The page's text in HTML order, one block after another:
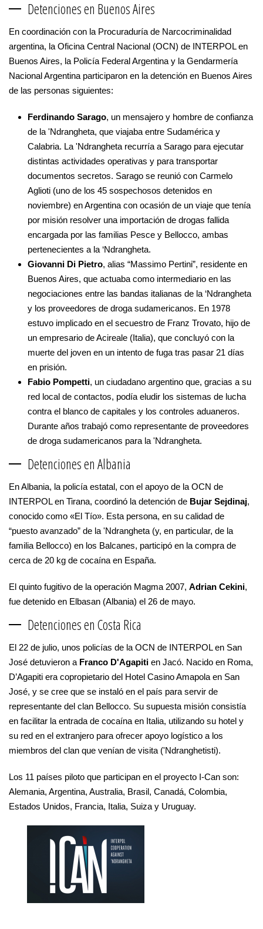
Detenciones en Buenos Aires
En coordinación con la Procuraduría de Narcocriminalidad
argentina, la Oficina Central Nacional (OCN) de INTERPOL en
Buenos Aires, la Policía Federal Argentina y la Gendarmería
Nacional Argentina participaron en la detención en Buenos Aires
de las personas siguientes:
Ferdinando Sarago, un mensajero y hombre de confianza
de la 'Ndrangheta, que viajaba entre Sudamérica y
Calabria. La 'Ndrangheta recurría a Sarago para ejecutar
distintas actividades operativas y para transportar
documentos secretos. Sarago se reunió con Carmelo
Aglioti (uno de los 45 sospechosos detenidos en
noviembre) en Argentina con ocasión de un viaje que tenía
por misión resolver una importación de drogas fallida
encargada por las familias Pesce y Bellocco, ambas
pertenecientes a la ‘Ndrangheta.
Giovanni Di Pietro, alias “Massimo Pertini”, residente en
Buenos Aires, que actuaba como intermediario en las
negociaciones entre las bandas italianas de la ‘Ndrangheta
y los proveedores de droga sudamericanos. En 1978
estuvo implicado en el secuestro de Franz Trovato, hijo de
un empresario de Acireale (Italia), que concluyó con la
muerte del joven en un intento de fuga tras pasar 21 días
en prisión.
Fabio Pompetti, un ciudadano argentino que, gracias a su
red local de contactos, podía eludir los sistemas de lucha
contra el blanco de capitales y los controles aduaneros.
Durante años trabajó como representante de proveedores
de droga sudamericanos para la 'Ndrangheta.
Detenciones en Albania
En Albania, la policía estatal, con el apoyo de la OCN de
INTERPOL en Tirana, coordinó la detención de Bujar Sejdinaj,
conocido como «El Tío». Esta persona, en su calidad de
“puesto avanzado” de la 'Ndrangheta (y, en particular, de la
familia Bellocco) en los Balcanes, participó en la compra de
cerca de 20 kg de cocaína en España.
El quinto fugitivo de la operación Magma 2007, Adrian Cekini,
fue detenido en Elbasan (Albania) el 26 de mayo.
Detenciones en Costa Rica
El 22 de julio, unos policías de la OCN de INTERPOL en San
José detuvieron a Franco D'Agapiti en Jacó. Nacido en Roma,
D’Agapiti era copropietario del Hotel Casino Amapola en San
José, y se cree que se instaló en el país para servir de
representante del clan Bellocco. Su supuesta misión consistía
en facilitar la entrada de cocaína en Italia, utilizando su hotel y
su red en el extranjero para ofrecer apoyo logístico a los
miembros del clan que venían de visita ('Ndranghetisti).
Los 11 países piloto que participan en el proyecto I-Can son:
Alemania, Argentina, Australia, Brasil, Canadá, Colombia,
Estados Unidos, Francia, Italia, Suiza y Uruguay.